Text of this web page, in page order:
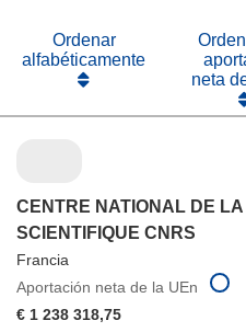
Ordenar
alfabéticamente
neta
CENTRE NATIONAL DE
SCIENTIFIQUE CNRS
Francia
Aportación neta de la UEn
€ 1 238 318,75